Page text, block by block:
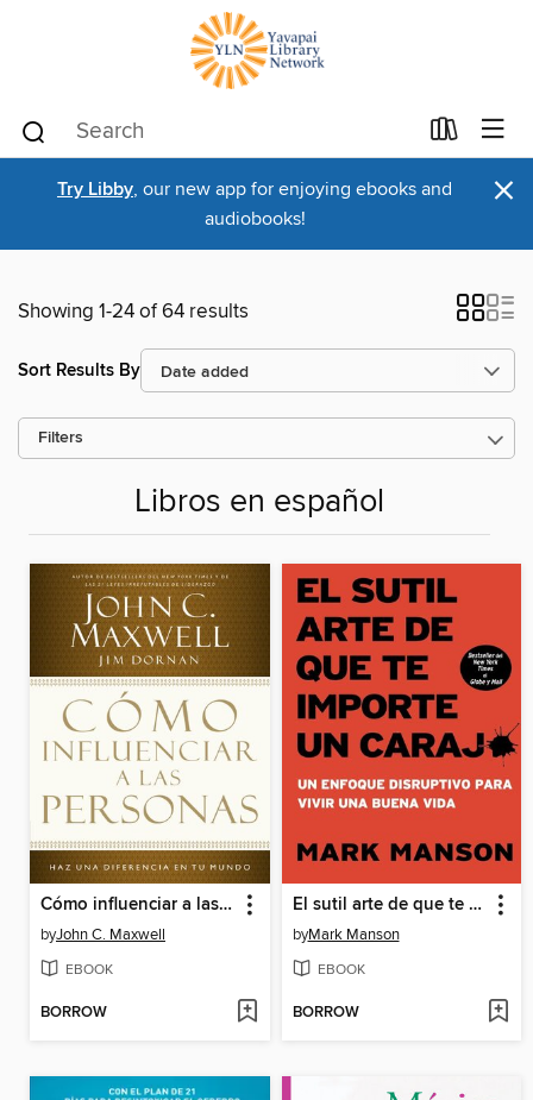
Try Libby, our new app for enjoying ebooks and
audiobooks!
×
Showing 1-24 of 64 results
Sort Results By
Filters
Libros en español
Cómo influenciar a las personas
byJohn C. Maxwell
EBOOK
BORROW
El sutil arte de que te importe un caraj
byMark Manson
EBOOK
BORROW